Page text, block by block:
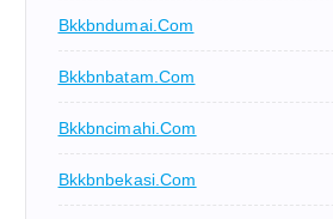
Bkkbndumai.com
Bkkbnbatam.com
Bkkbncimahi.com
Bkkbnbekasi.com